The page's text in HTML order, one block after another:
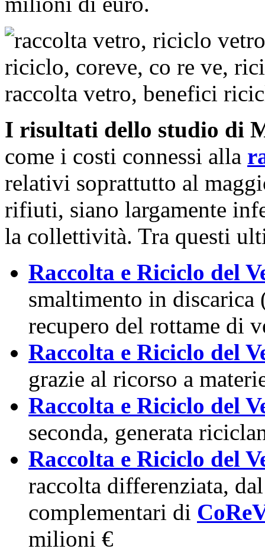
I risultati dello studio di
come i costi connessi alla
relativi soprattutto al
rifiuti, siano largamente
la collettività. Tra questi
Raccolta e Riciclo del
smaltimento in discarica
recupero del rottame di
Raccolta e Riciclo del
grazie al ricorso a
Raccolta e Riciclo del
seconda, generata
Raccolta e Riciclo del
raccolta differenziata,
complementari di
milioni €